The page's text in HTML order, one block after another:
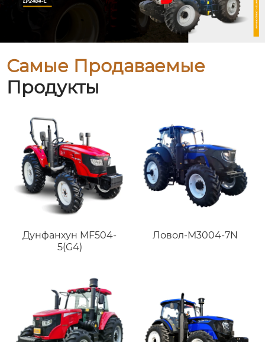
Самые Продаваемые
Продукты
Дунфанхун MF504-
5(G4)
Ловол-M3004-7N